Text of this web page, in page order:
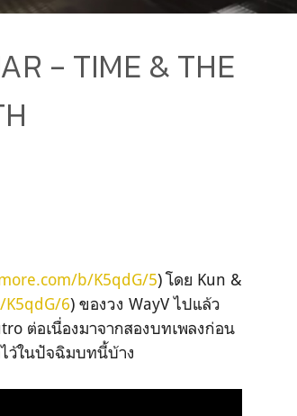
- TIME & THE
b/K5qdG/5) โดย Kun &
6) ของวง WayV ไปแล้ว
ต่อเนื่องมาจากสองบทเพลงก่อน
ว้ในปัจฉิมบทนี้บ้าง